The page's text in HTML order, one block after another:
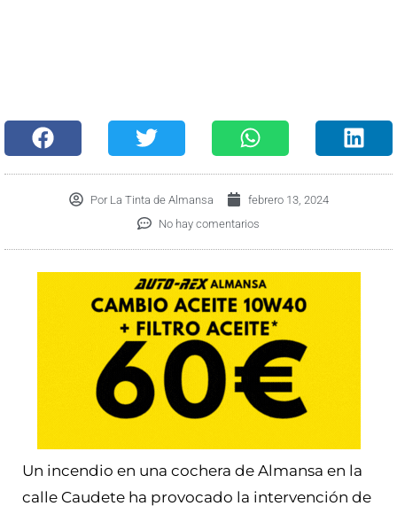
PorLa Tinta de Almansa
febrero 13, 2024
No hay comentarios
Un incendio en una cochera de Almansa en la
calle Caudete ha provocado la intervención de